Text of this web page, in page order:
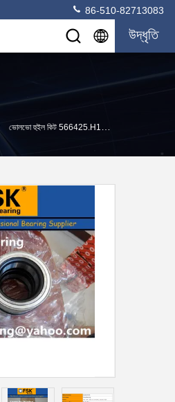
86-510-82713083
উদ্ধৃতি
ভোলভো হুইল কিট 566425.H195 / 20967828/21036050/3988774 ট্রাক হুইল বিয়ারিং ক্যাটালগ